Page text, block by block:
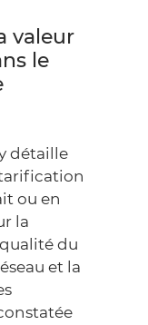
valeur
le
détaille
ou en
la
du
et la